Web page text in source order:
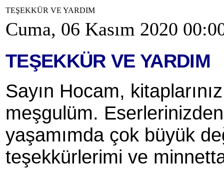
TEŞEKKÜR VE YARDIM
Cuma, 06 Kasım 2020
TEŞEKKÜR VE YARDIM
Sayın Hocam,
meş­gulüm.
yaşamımda çok büyük
teşekkürlerimi ve